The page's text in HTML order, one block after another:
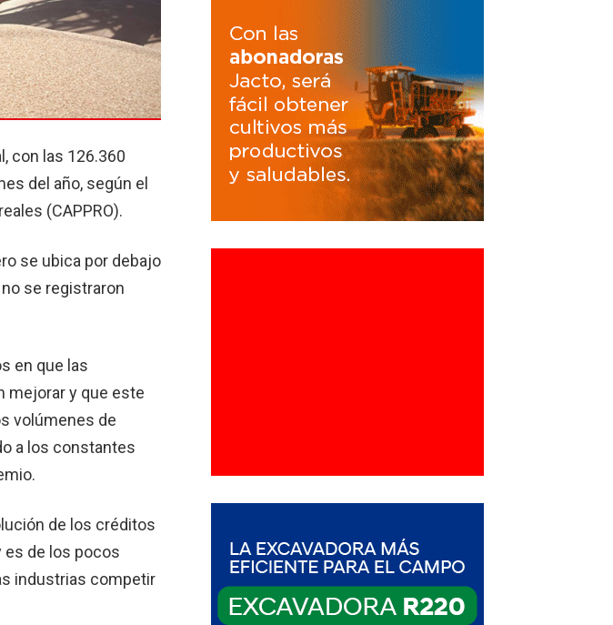
con las 126.360
del año, según el
(CAPPRO).
se ubica por debajo
se registraron
en que las
mejorar y que este
volúmenes de
a los constantes
de los créditos
es de los pocos
industrias competir